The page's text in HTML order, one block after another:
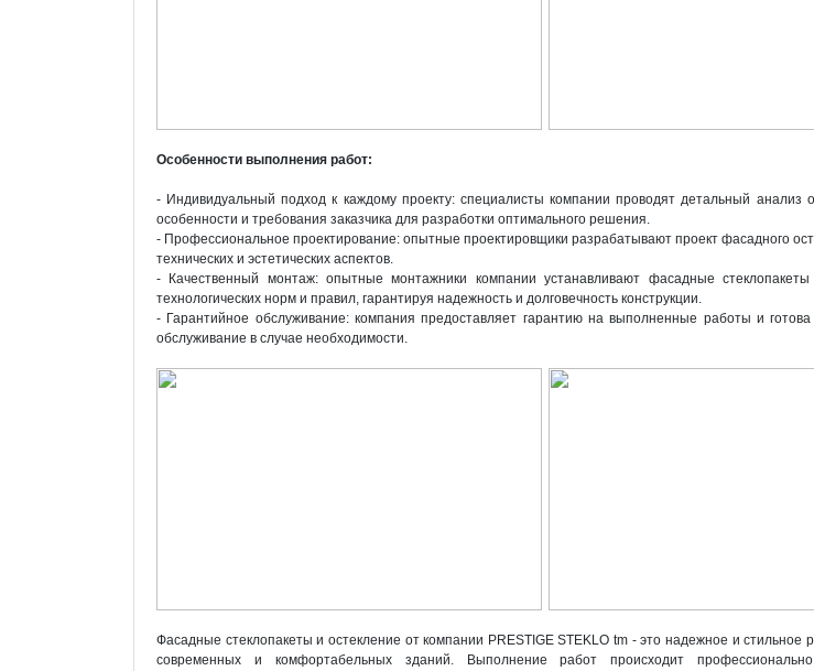
Особенности выполнения работ:
- Индивидуальный подход к каждому проекту: специалисты компании проводят детальный анализ
особенности и требования заказчика для разработки оптимального решения.
- Профессиональное проектирование: опытные проектировщики разрабатывают проект фасадного
технических и эстетических аспектов.
- Качественный монтаж: опытные монтажники компании устанавливают фасадные
технологических норм и правил, гарантируя надежность и долговечность конструкции.
- Гарантийное обслуживание: компания предоставляет гарантию на выполненные работы и готова
обслуживание в случае необходимости.
Фасадные стеклопакеты и остекление от компании PRESTIGE STEKLO tm - это надежное и стильное
современных и комфортабельных зданий. Выполнение работ происходит